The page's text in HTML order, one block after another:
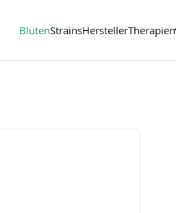
BlütenStrainsHerstellerTherapien